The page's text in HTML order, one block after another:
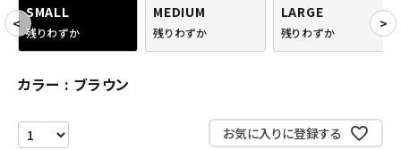
CONTENTS
ようこそ ゲスト 様
meeting_room ログイン
SMALL
残りわずか
MEDIUM
残りわずか
LARGE
残りわずか
カラー ブラウン
お気に入りに登録する